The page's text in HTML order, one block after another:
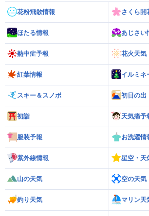
花粉飛散情報 さくら開
ほたる情報 あじさい
熱中症予報 花火天気
紅葉情報 イルミネ
スキー＆スノボ 初日の出
初詣 天気痛予
服装予報 お洗濯情
紫外線情報 星空・天
山の天気 空の天気
釣り天気 マリン天